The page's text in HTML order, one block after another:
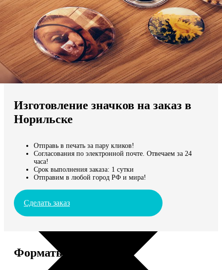
Мы доставляем по всему миру
Продолжить без города
Изготовление значков на заказ в
Норильске
Отправь в печать за пару кликов!
Согласования по электронной почте. Отвечаем за 24
часа!
Срок выполнения заказа: 1 сутки
Отправим в любой город РФ и мира!
Сделать заказ
Форматы и цены